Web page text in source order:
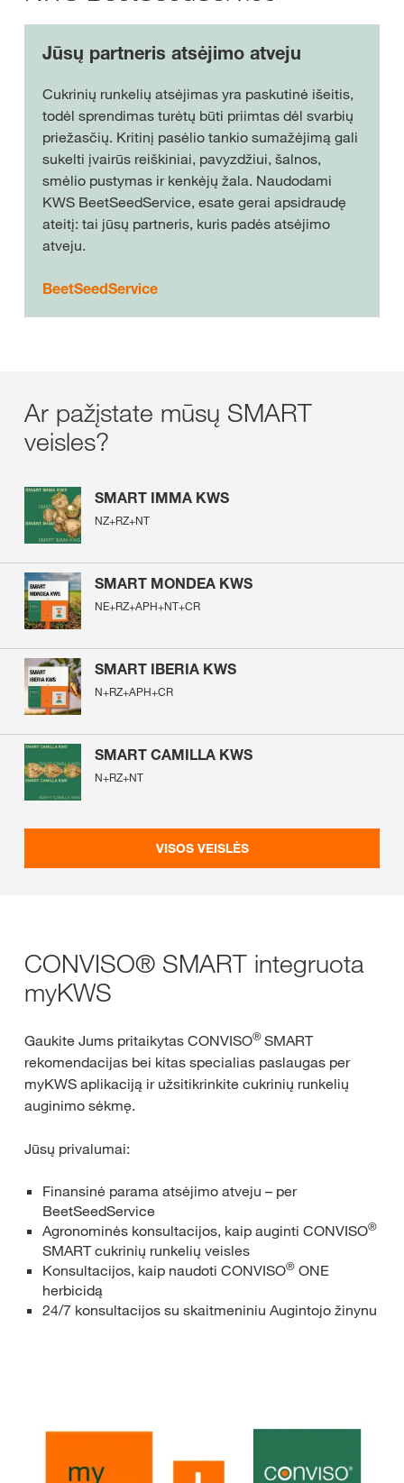
Jūsų partneris atsėjimo atveju
Cukrinių runkelių atsėjimas yra paskutinė išeitis,
todėl sprendimas turėtų būti priimtas dėl svarbių
priežasčių. Kritinį pasėlio tankio sumažėjimą gali
sukelti įvairūs reiškiniai, pavyzdžiui, šalnos,
smėlio pustymas ir kenkėjų žala. Naudodami
KWS BeetSeedService, esate gerai apsidraudę
ateitį: tai jūsų partneris, kuris padės atsėjimo
atveju.
BeetSeedService
Ar pažįstate mūsų SMART
veisles?​
SMART IMMA KWS
NZ+RZ+NT
SMART MONDEA KWS
NE+RZ+APH+NT+CR
SMART IBERIA KWS
N+RZ+APH+CR
SMART CAMILLA KWS
N+RZ+NT
VISOS VEISLĖS
CONVISO® SMART integruota
myKWS​
Gaukite Jums pritaikytas CONVISO®SMART
rekomendacijas bei kitas specialias paslaugas per
myKWS aplikaciją ir užsitikrinkite cukrinių runkelių
auginimo sėkmę.​
Jūsų privalumai:​
Finansinė parama atsėjimo atveju – per
BeetSeedService​
Agronominės konsultacijos, kaip auginti CONVISO®
SMART cukrinių runkelių veisles ​
Konsultacijos, kaip naudoti CONVISO® ONE
herbicidą​
24/7 konsultacijos su skaitmeniniu Augintojo žinynu